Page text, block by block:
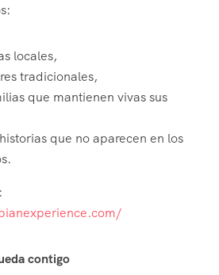
locales,
tradicionales,
que mantienen vivas sus
que no aparecen en los
contigo